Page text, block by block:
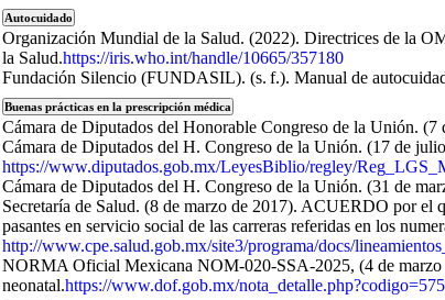
Autocuidado
Organización Mundial de la Salud. (2022). Directrices de la
la Salud.https://iris.who.int/handle/10665/357180
Fundación Silencio (FUNDASIL). (s. f.). Manual de
Buenas prácticas en la prescripción médica
Cámara de Diputados del Honorable Congreso de la Unión.
Cámara de Diputados del H. Congreso de la Unión. (17 de
https://www.diputados.gob.mx/LeyesBiblio/regley/
Cámara de Diputados del H. Congreso de la Unión. (31 de
Secretaría de Salud. (8 de marzo de 2017). ACUERDO por el
pasantes en servicio social de las carreras referidas en los
http://www.cpe.salud.gob.mx/site3/programa/docs/
NORMA Oficial Mexicana NOM-020-SSA-2025, (4 de marzo
neonatal.https://www.dof.gob.mx/